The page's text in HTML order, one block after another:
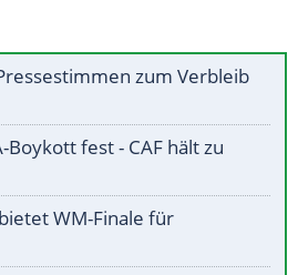
zum Verbleib
Boykott fest - CAF hält zu
WM-Finale für